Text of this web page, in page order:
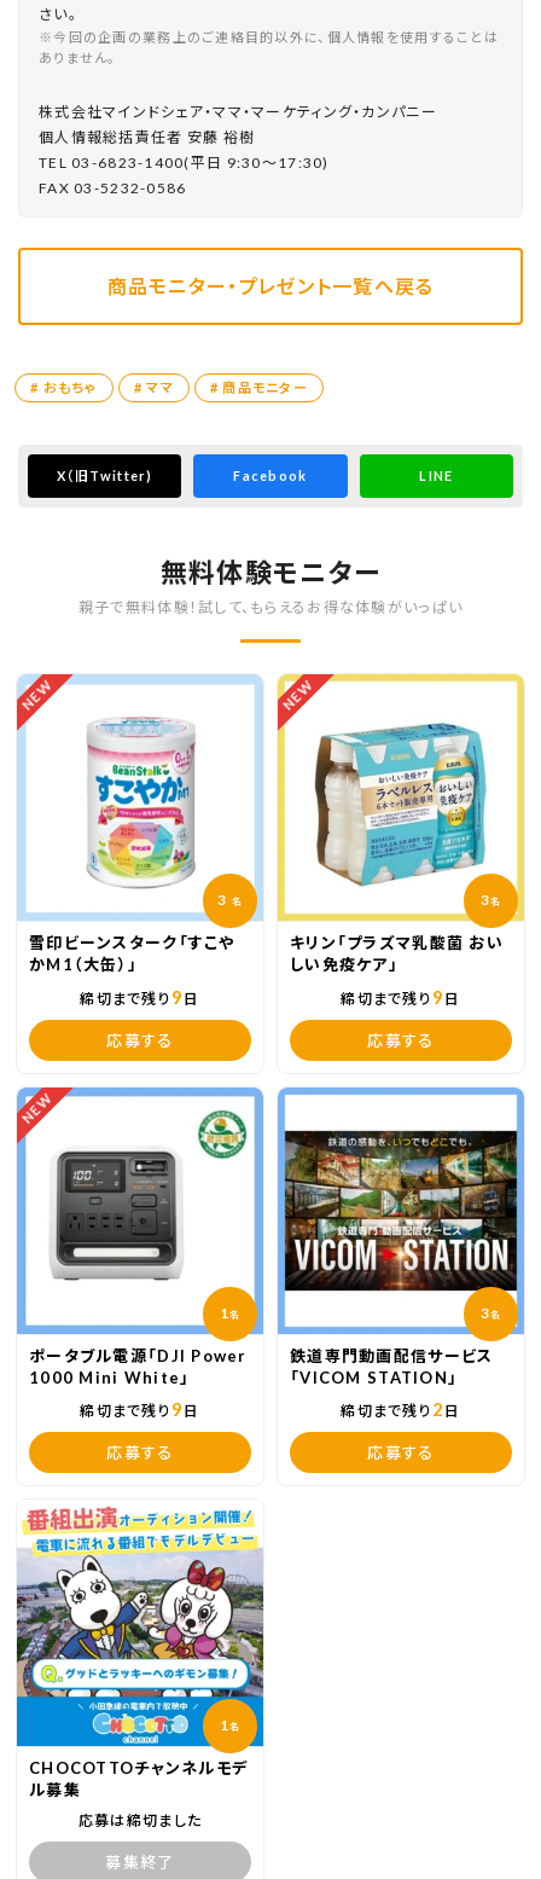
さい。
※今回の企画の業務上のご連絡目的以外に、個人情報を使用することは
ありません。
株式会社マインドシェア・ママ・マーケティング・カンパニー
個⼈情報総括責任者 安藤 裕樹
TEL 03-6823-1400(平⽇ 9:30〜17:30)
FAX 03-5232-0586
商品モニター・プレゼント一覧へ戻る
# おもちゃ # ママ # 商品モニター
X （旧Twitter) Facebook LINE
無料体験モニター
親子で無料体験！試して、もらえるお得な体験がいっぱい
NEW
3 名
雪印ビーンスターク「すこや
かM1（大缶）」
締切まで残り 9 日
応募する
NEW
3名
キリン「プラズマ乳酸菌 おい
しい免疫ケア」
締切まで残り 9 日
応募する
NEW
1 名
ポータブル電源「DJI Power
1000 Mini White」
締切まで残り 9 日
応募する
3名
鉄道専門動画配信サービス
「VICOM STATION」
締切まで残り 2 日
応募する
1 名
CHOCOTTOチャンネルモデ
ル募集
応募は締切ました
募集終了